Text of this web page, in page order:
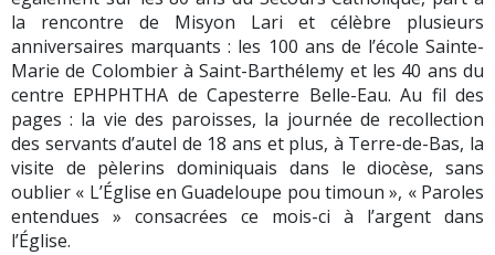
la rencontre de Misyon Lari et célèbre plusieurs
anniversaires marquants : les 100 ans de l’école Sainte-
Marie de Colombier à Saint-Barthélemy et les 40 ans du
centre EPHPHTHA de Capesterre Belle-Eau. Au fil des
pages : la vie des paroisses, la journée de recollection
des servants d’autel de 18 ans et plus, à Terre-de-Bas, la
visite de pèlerins dominiquais dans le diocèse, sans
oublier « L’Église en Guadeloupe pou timoun », « Paroles
entendues » consacrées ce mois-ci à l’argent dans
l’Église.